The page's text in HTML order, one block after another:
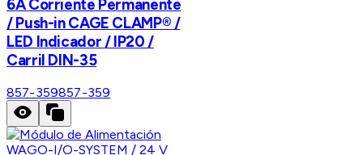
6A Corriente Permanente
/ Push-in CAGE CLAMP® /
LED Indicador / IP20 /
Carril DIN-35
857-359857-359